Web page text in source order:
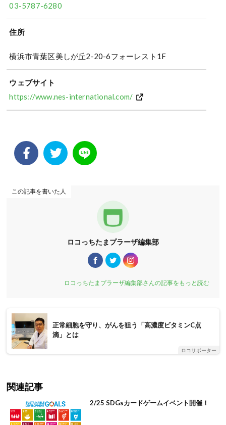
03-5787-6280
住所
横浜市青葉区美しが丘2-20-6フォーレスト1F
ウェブサイト
https://www.nes-international.com/
この記事を書いた人
ロコっちたまプラーザ編集部
ロコっちたまプラーザ編集部さんの記事をもっと読む
正常細胞を守り、がんを狙う「高濃度ビタミンC点
滴」とは
ロコサポーター
関連記事
2/25 SDGsカードゲームイベント開催！